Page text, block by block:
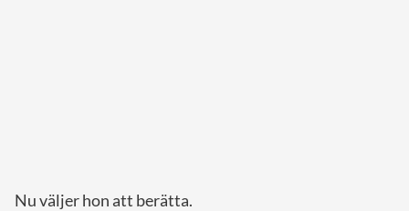
Nu väljer hon att berätta.